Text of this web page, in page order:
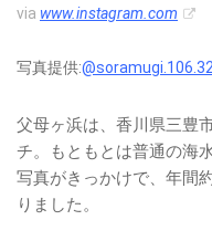
via www.instagram.com
写真提供:
父母ヶ浜は、香川県三豊
チ。もともとは普通の海
写真がきっかけで、年間
りました。